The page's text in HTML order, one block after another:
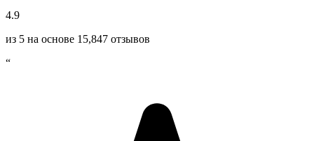
4.9
из 5 на основе 15,847 отзывов
“